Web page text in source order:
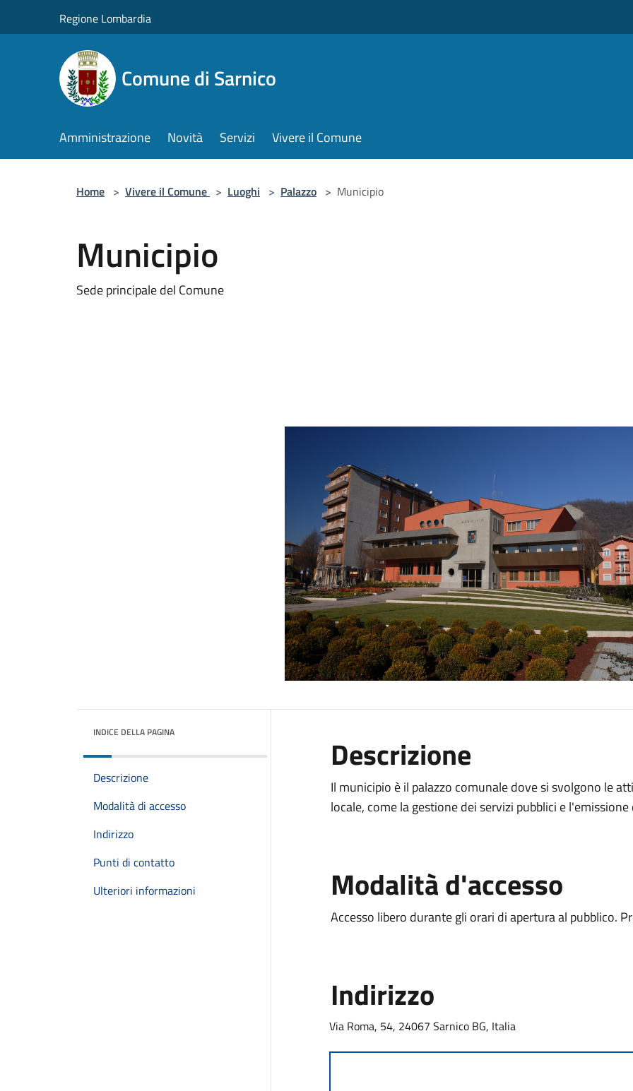
Regione Lombardia
Comune di Sarnico
Amministrazione Novità Servizi Vivere il Comune
Home > Vivere il Comune > Luoghi > Palazzo > Municipio
Municipio
Sede principale del Comune
INDICE DELLA PAGINA
Descrizione
Modalità di accesso
Indirizzo
Punti di contatto
Ulteriori informazioni
Descrizione
Il municipio è il palazzo comunale dove si svolgono le
locale, come la gestione dei servizi pubblici e
Modalità d'accesso
Accesso libero durante gli orari di apertura al pubblico.
Indirizzo
Via Roma, 54, 24067 Sarnico BG, Italia